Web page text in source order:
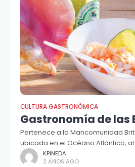
CULTURA GASTRONÓMICA
Gastronomía de las
Pertenece a la Mancomunidad
ubicada en el Océano Atlántico,
KPINEDA
2 AÑOS AGO